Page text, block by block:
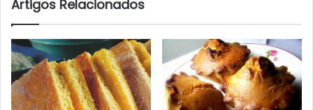
Artigos Relacionados